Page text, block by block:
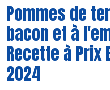
Pommes de
bacon et à
Recette à Prix
2024